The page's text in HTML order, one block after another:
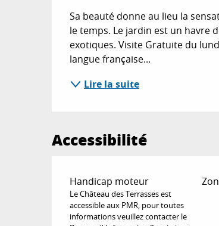
Sa beauté donne au lieu la
le temps. Le jardin est un havre
exotiques. Visite Gratuite du
langue française...
Lire la suite
Accessibilité
Handicap moteur
Le Château des Terrasses est
accessible aux PMR, pour toutes
informations veuillez contacter le